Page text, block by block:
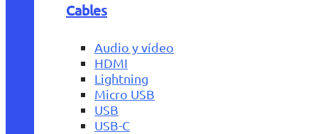
Cables
Audio y vídeo
HDMI
Lightning
Micro USB
USB
USB-C